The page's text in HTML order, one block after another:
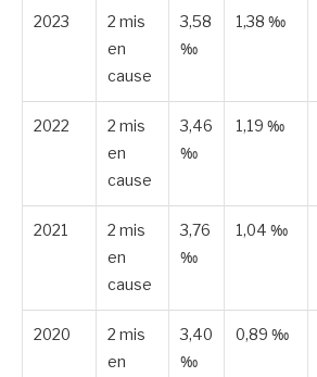
2023
2 mis
en
cause
3,58
‰
1,38 ‰
2022
2 mis
en
cause
3,46
‰
1,19 ‰
2021
2 mis
en
cause
3,76
‰
1,04 ‰
2020
2 mis
en
3,40
‰
0,89 ‰